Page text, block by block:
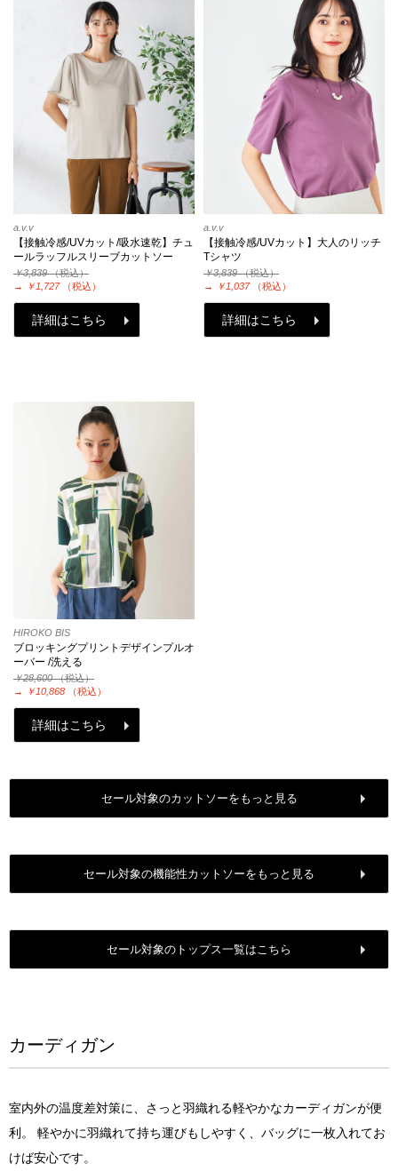
a.v.v
【接触冷感/UVカット/吸水速乾】チュ
ールラッフルスリーブカットソー
￥3,839（税込）
→
￥1,727 （税込）
詳細はこちら
a.v.v
【接触冷感/UVカット】大人のリッチ
Tシャツ
￥3,839（税込）
→
￥1,037 （税込）
詳細はこちら
HIROKO BIS
ブロッキングプリントデザインプルオ
ーバー /洗える
￥28,600（税込）
→
￥10,868 （税込）
詳細はこちら
セール対象のカットソーをもっと見る
セール対象の機能性カットソーをもっと見る
セール対象のトップス一覧はこちら
カーディガン
室内外の温度差対策に、さっと羽織れる軽やかなカーディガンが便
利。 軽やかに羽織れて持ち運びもしやすく、バッグに一枚入れてお
けば安心です。